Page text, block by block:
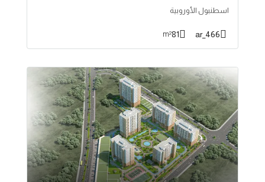
اسطنبول الأوروبية
466_ar
81
m²